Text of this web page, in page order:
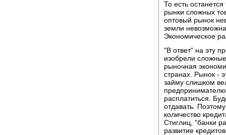
То есть
рынки сложных
оптовый рынок
земли
Экономическое
"В ответ" на эту
изобрели
рыночная
странах. Рынок -
займу слишком
расплатиться.
отдавать.
количество
Стиглиц, "банки
развитие